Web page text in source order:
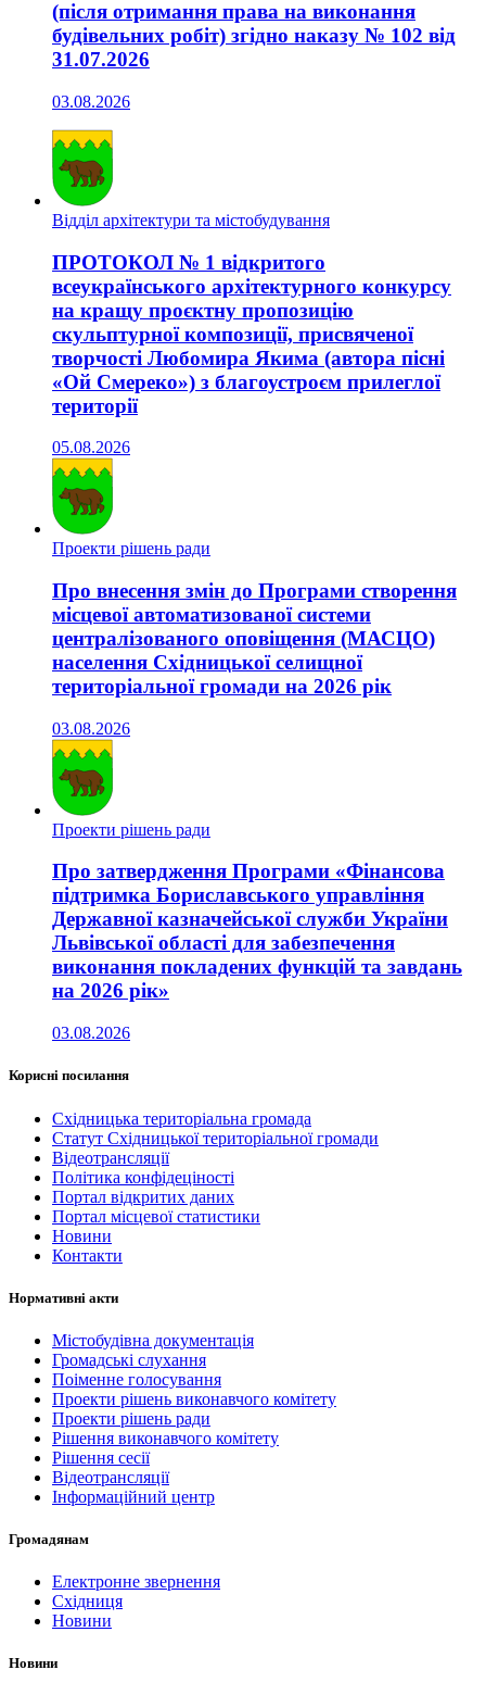
(після отримання права на виконання
будівельних робіт) згідно наказу № 102 від
31.07.2026
03.08.2026
Відділ архітектури та містобудування
ПРОТОКОЛ № 1 відкритого
всеукраїнського архітектурного конкурсу
на кращу проєктну пропозицію
скульптурної композиції, присвяченої
творчості Любомира Якима (автора пісні
«Ой Смереко») з благоустроєм прилеглої
території
05.08.2026
Проекти рішень ради
Про внесення змін до Програми створення
місцевої автоматизованої системи
централізованого оповіщення (МАСЦО)
населення Східницької селищної
територіальної громади на 2026 рік
03.08.2026
Проекти рішень ради
Про затвердження Програми «Фінансова
підтримка Бориславського управління
Державної казначейської служби України
Львівської області для забезпечення
виконання покладених функцій та завдань
на 2026 рік»
03.08.2026
Корисні посилання
Східницька територіальна громада
Статут Східницької територіальної громади
Відеотрансляції
Політика конфідеціності
Портал відкритих даних
Портал місцевої статистики
Новини
Контакти
Нормативні акти
Містобудівна документація
Громадські слухання
Поіменне голосування
Проекти рішень виконавчого комітету
Проекти рішень ради
Рішення виконавчого комітету
Рішення сесії
Відеотрансляції
Інформаційний центр
Громадянам
Електронне звернення
Східниця
Новини
Новини